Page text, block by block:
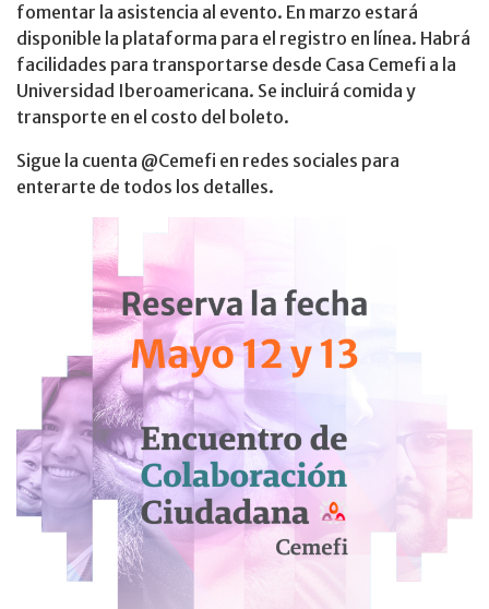
fomentar la asistencia al evento. En marzo estará
disponible la plataforma para el registro en línea. Habrá
facilidades para transportarse desde Casa Cemefi a la
Universidad Iberoamericana. Se incluirá comida y
transporte en el costo del boleto.
Sigue la cuenta @Cemefi en redes sociales para
enterarte de todos los detalles.